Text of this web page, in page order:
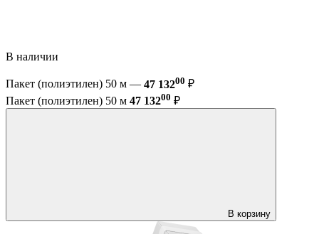
В наличии
Пакет (полиэтилен) 50 м — 47 13200 ₽
Пакет (полиэтилен) 50 м 47 13200 ₽
В корзину